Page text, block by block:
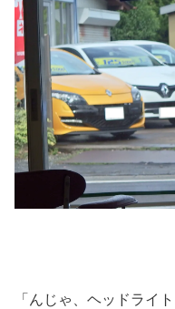
「んじゃ、ヘッドライ